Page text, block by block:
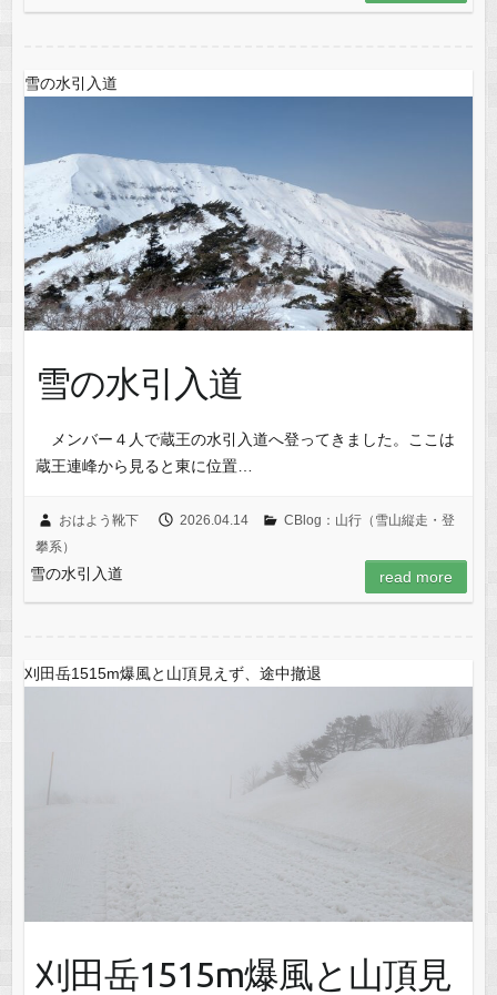
雪の水引入道
雪の水引入道
メンバー４人で蔵王の水引入道へ登ってきました。ここは
蔵王連峰から見ると東に位置…
おはよう靴下 2026.04.14
CBlog：山行（雪山縦走・登
攀系）
雪の水引入道 read more
刈田岳1515m爆風と山頂見えず、途中撤退
刈田岳1515m爆風と山頂見